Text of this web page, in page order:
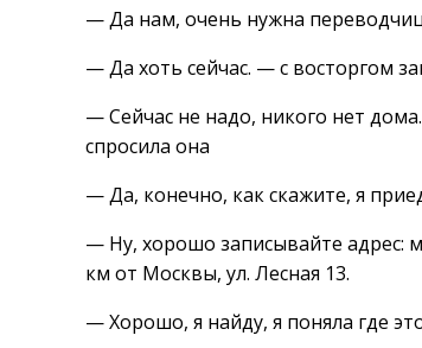
— Да нам, очень нужна
— Да хоть сейчас. — с восторгом
— Сейчас не надо, никого нет
спросила она
— Да, конечно, как скажите, я
— Ну, хорошо записывайте адрес:
км от Москвы, ул. Лесная 13.
— Хорошо, я найду, я поняла где